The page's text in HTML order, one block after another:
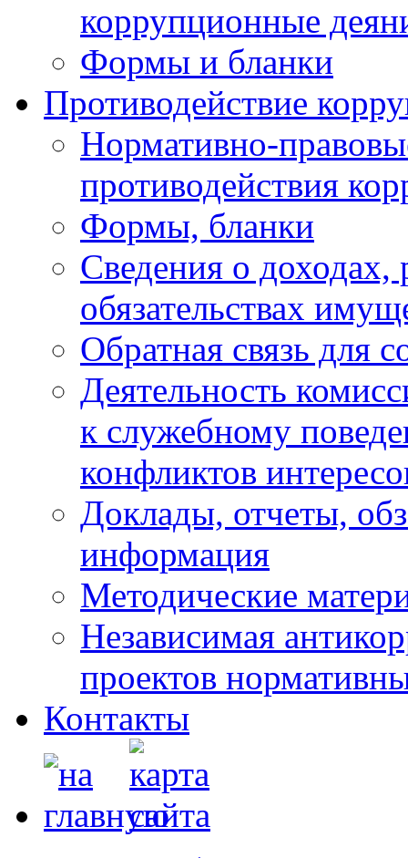
коррупционные
Формы и бланки
Противодействие
Нормативно-
противодействия
Формы, бланки
Сведения о доходах,
обязательствах
Обратная связь для
Деятельность
к служебному
конфликтов
Доклады, отчеты,
информация
Методические
Независимая
проектов
Контакты